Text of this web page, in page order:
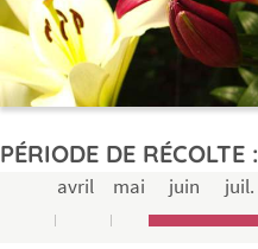
PÉRIODE DE RÉCOLTE :
avril mai juin juil.